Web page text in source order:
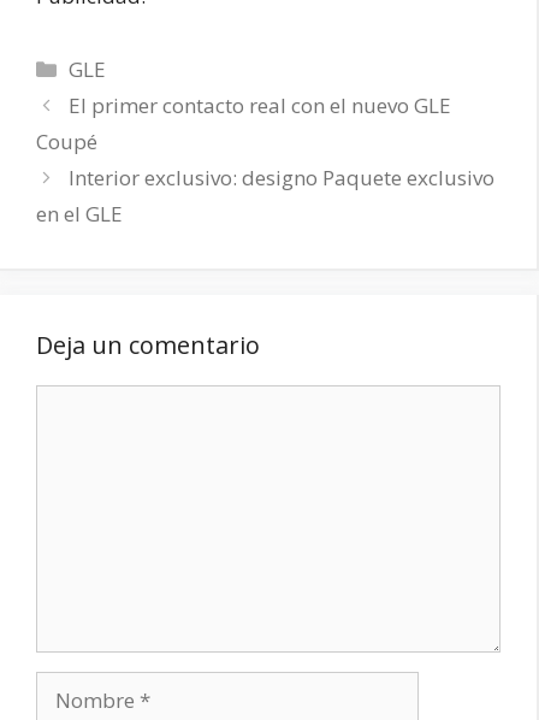
Categorías
GLE
El primer contacto real con el nuevo GLE
Coupé
Interior exclusivo: designo Paquete exclusivo
en el GLE
Deja un comentario